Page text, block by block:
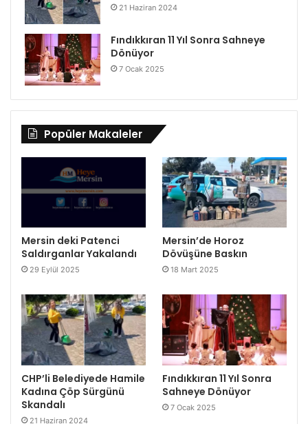
21 Haziran 2024
Fındıkkıran 11 Yıl Sonra Sahneye
Dönüyor
7 Ocak 2025
Popüler Makaleler
Mersin deki Patenci
Saldırganlar Yakalandı
29 Eylül 2025
Mersin’de Horoz
Dövüşüne Baskın
18 Mart 2025
CHP’li Belediyede Hamile
Kadına Çöp Sürgünü
Skandalı
21 Haziran 2024
Fındıkkıran 11 Yıl Sonra
Sahneye Dönüyor
7 Ocak 2025